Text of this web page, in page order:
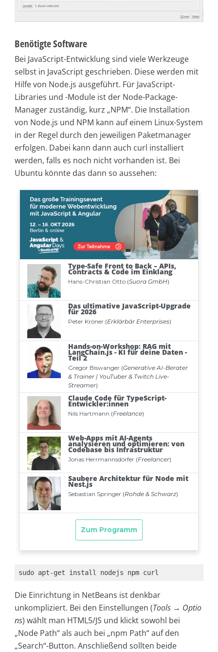
Benötigte Software
Bei JavaScript-Entwicklung sind viele Werkzeuge
selbst in JavaScript geschrieben. Diese werden mit
Hilfe von Node.js ausgeführt. Für JavaScript-
Libraries und -Module ist der Node-Package-
Manager zuständig, kurz „NPM“. Die Installation
von Node.js und NPM kann auf einem Linux-System
in der Regel durch den jeweiligen Paketmanager
erfolgen. Dabei kann dann auch curl installiert
werden, falls es noch nicht vorhanden ist. Bei
Ubuntu könnte das dann so aussehen:
sudo apt-get install nodejs npm curl
Die Einrichtung in NetBeans ist denkbar
unkompliziert. Bei den Einstellungen (Tools → Optio
ns) wählt man HTML5/JS und klickt sowohl bei
„Node Path“ als auch bei „npm Path“ auf den
„Search“-Button. Anschließend sollten beide